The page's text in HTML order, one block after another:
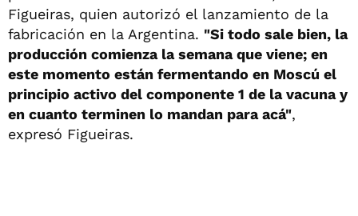
Figueiras, quien autorizó el lanzamiento de la
fabricación en la Argentina. "Si todo sale bien, la
producción comienza la semana que viene; en
este momento están fermentando en Moscú el
principio activo del componente 1 de la vacuna y
en cuanto terminen lo mandan para acá",
expresó Figueiras.